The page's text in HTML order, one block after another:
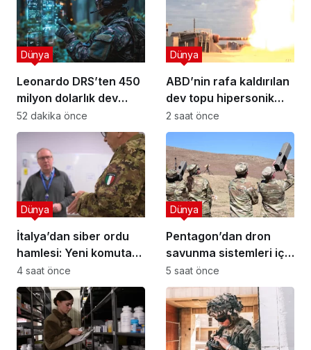
Leonardo DRS’ten 450
milyon dolarlık dev
satın alma
Dünya
52 dakika önce
ABD’nin rafa kaldırılan
dev topu hipersonik
çağ için döndü!
Dünya
2 saat önce
İtalya’dan siber ordu
hamlesi: Yeni komuta
ve kariyer yolu!
Dünya
4 saat önce
Pentagon’dan dron
savunma sistemleri için
dijital pazar
Dünya
5 saat önce